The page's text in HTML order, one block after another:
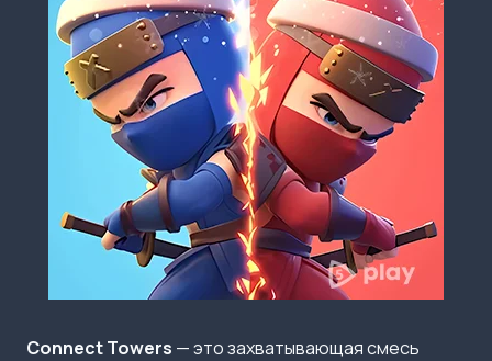
Connect Towers — это захватывающая смесь